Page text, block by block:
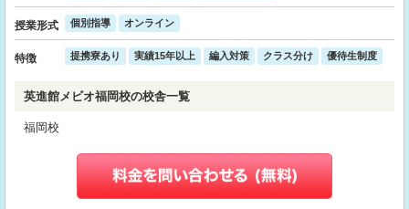
授業形式 個別指導 オンライン
特徴 提携寮あり 実績15年以上 編入対策 クラス分け 優待生制度
英進館メビオ福岡校の校舎一覧
福岡校